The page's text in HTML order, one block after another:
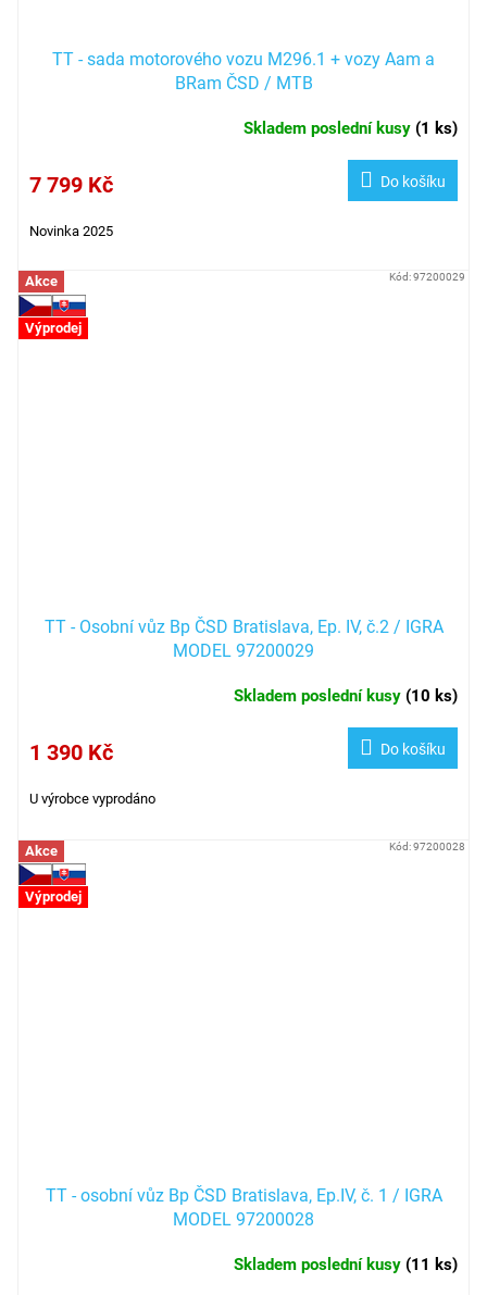
TT - sada motorového vozu M296.1 + vozy Aam a
BRam ČSD / MTB
Skladem poslední kusy (1 ks)
7 799 Kč Do košíku
Novinka 2025
Akce
Výprodej
TT - Osobní vůz Bp ČSD Bratislava, Ep. IV, č.2 / IGRA
MODEL 97200029
Skladem poslední kusy (10 ks)
1 390 Kč Do košíku
U výrobce vyprodáno
Kód:97200029
Akce
Výprodej
TT - osobní vůz Bp ČSD Bratislava, Ep.IV, č. 1 / IGRA
MODEL 97200028
Skladem poslední kusy (11 ks)
Kód:97200028